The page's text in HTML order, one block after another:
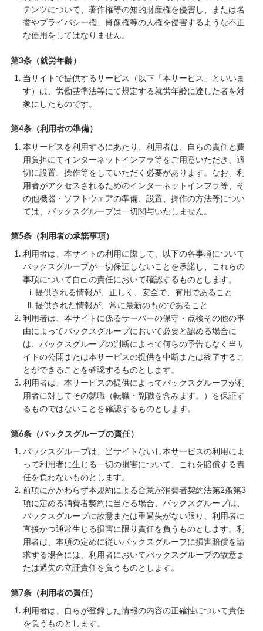
テンツについて、著作権等の知的財産権を侵害し、または名
誉やプライバシー権、肖像権等の人権を侵害するような不正
な使用をしてはなりません。
第3条（就労年齢）
当サイトで提供するサービス（以下「本サービス」といいま
す）は、労働基準法等にて規定する就労年齢に達した者を対
象にしたものです。
第4条（利用者の準備）
本サービスを利用するにあたり、利用者は、自らの責任と費
用負担にてインターネットインフラ等をご用意いただき、適
切に設置、操作等をしていただく必要があります。なお、利
用者がアクセスされるためのインターネットインフラ等、そ
の他機器・ソフトウェアの準備、設置、操作の方法等につい
ては、バックスグループは一切関与いたしません。
第5条（利用者の承諾事項）
利用者は、本サイトの利用に際して、以下の各事項について
バックスグループが一切保証しないことを承諾し、これらの
事項について自己の責任において確認するものとします。
提供される情報が、正しく、安全で、有用であること
提供された情報が、常に最新のものであること
利用者は、本サイトに係るサーバーの保守・点検その他の事
由によってバックスグループにおいて必要と認める場合に
は、バックスグループの判断によって何らの予告もなく当サ
イトの公開または本サービスの提供を中断または終了するこ
とができることを確認するものとします。
利用者は、本サービスの提供によってバックスグループが利
用者に対してその就職（転職・副職を含みます。）を保証す
るものではないことを確認するものとします。
第6条（バックスグループの責任）
バックスグループは、当サイトないし本サービスの利用によ
って利用者に生じる一切の損害について、これを賠償する責
任を負わないものとします。
前項にかかわらず本規約による合意が消費者契約法第2条第3
項に定める消費者契約に当たる場合、バックスグループは、
バックスグループに故意または重過失がない限り、利用者に
直接かつ通常生じる損害に限り責任を負うものとします。利
用者は、本項の定めに従いバックスグループに損害賠償を請
求する場合には、利用者においてバックスグループの故意ま
たは過失の立証責任を負うものとします。
第7条（利用者の責任）
利用者は、自らが登録した情報の内容の正確性について責任
を負うものとします。